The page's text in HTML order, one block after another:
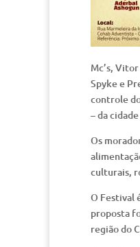
Mc’s,
Spyke e
controle
– da
Os
culturais,
O Festival
proposta
região do